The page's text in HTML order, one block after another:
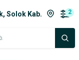
Solok Kab. 2